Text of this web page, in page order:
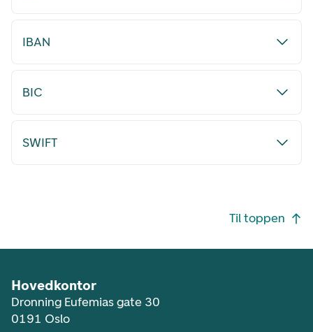
IBAN
BIC
SWIFT
Til toppen
Hovedkontor
Dronning Eufemias gate 30
0191 Oslo